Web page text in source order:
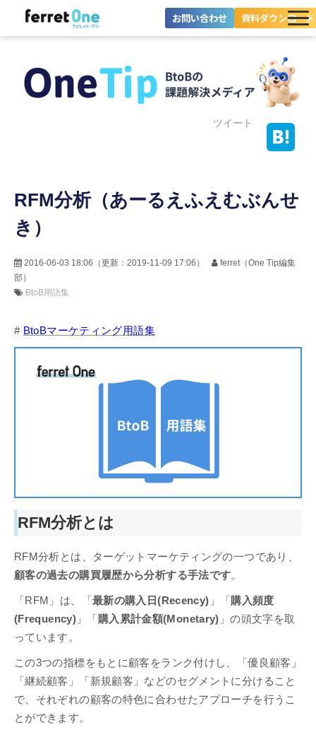
お問い合わせ 資料ダウンロード
ツール・機能一覧
料金プラン
ツイート
RFM分析（あーるえふえむぶんせ
き）
2016-06-03 18:06 （更新： 2019-11-09 17:06 ）
ferret（One Tip編集
部）
BtoB用語集
# BtoBマーケティング用語集
RFM分析とは
RFM分析とは、ターゲットマーケティングの一つであり、
顧客の過去の購買履歴から分析する手法です。
「RFM」は、「 最新の購入日(Recency) 」「 購入頻度
(Frequency) 」「 購入累計金額(Monetary) 」の頭文字を取
っています。
この3つの指標をもとに顧客をランク付けし、「優良顧客」
「継続顧客」「新規顧客」などのセグメントに分けること
で、それぞれの顧客の特色に合わせたアプローチを行うこ
とができます。